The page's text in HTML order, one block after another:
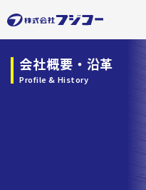
会社概要・沿革
Profile & History